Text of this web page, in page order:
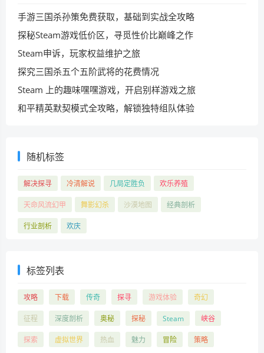
手游三国杀孙策免费获取，基础到实战全攻略
探秘Steam游戏低价区，寻觅性价比巅峰之作
Steam申诉，玩家权益维护之旅
探究三国杀五个五阶武将的花费情况
Steam 上的趣味嘿嘿游戏，开启别样游戏之旅
和平精英默契模式全攻略，解锁独特组队体验
随机标签
解决探寻 冷清解说 几局定胜负 欢乐养殖
天命风流幻甲 舞影幻杀 沙漠地图 经典剖析
行业剖析 欢庆
标签列表
攻略 下载 传奇 探寻 游戏体验 奇幻
征程 深度剖析 奥秘 探秘 Steam 峡谷
探索 虚拟世界 热血 魅力 冒险 策略